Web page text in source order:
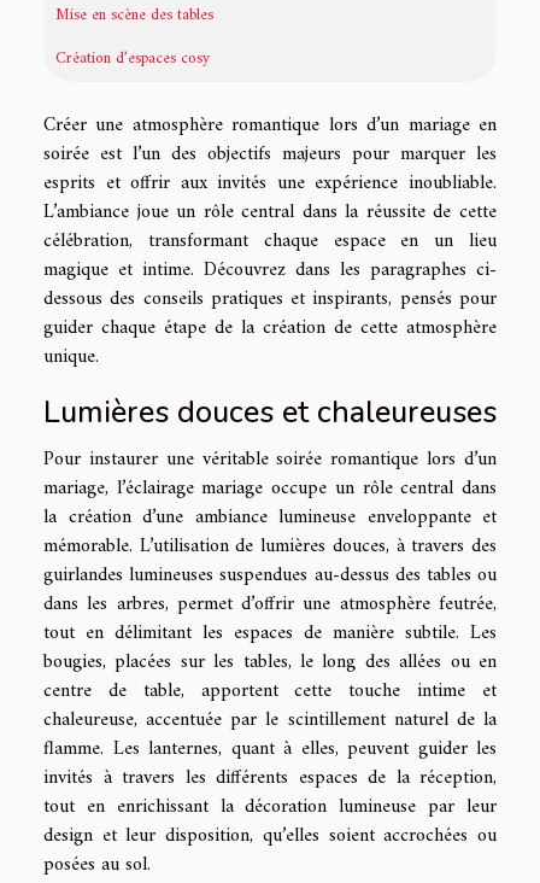
Mise en scène des tables
Création d’espaces cosy
Créer une atmosphère romantique lors d’un mariage en
soirée est l’un des objectifs majeurs pour marquer les
esprits et offrir aux invités une expérience inoubliable.
L’ambiance joue un rôle central dans la réussite de cette
célébration, transformant chaque espace en un lieu
magique et intime. Découvrez dans les paragraphes ci-
dessous des conseils pratiques et inspirants, pensés pour
guider chaque étape de la création de cette atmosphère
unique.
Lumières douces et chaleureuses
Pour instaurer une véritable soirée romantique lors d’un
mariage, l’éclairage mariage occupe un rôle central dans
la création d’une ambiance lumineuse enveloppante et
mémorable. L’utilisation de lumières douces, à travers des
guirlandes lumineuses suspendues au-dessus des tables ou
dans les arbres, permet d’offrir une atmosphère feutrée,
tout en délimitant les espaces de manière subtile. Les
bougies, placées sur les tables, le long des allées ou en
centre de table, apportent cette touche intime et
chaleureuse, accentuée par le scintillement naturel de la
flamme. Les lanternes, quant à elles, peuvent guider les
invités à travers les différents espaces de la réception,
tout en enrichissant la décoration lumineuse par leur
design et leur disposition, qu’elles soient accrochées ou
posées au sol.